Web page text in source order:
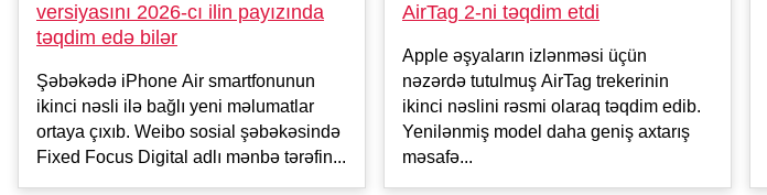
versiyasını 2026-cı ilin payızında
təqdim edə bilər
Şəbəkədə iPhone Air smartfonunun
ikinci nəsli ilə bağlı yeni məlumatlar
ortaya çıxıb. Weibo sosial şəbəkəsində
Fixed Focus Digital adlı mənbə tərəfin...
AirTag 2-ni təqdim etdi
Apple əşyaların izlənməsi üçün
nəzərdə tutulmuş AirTag trekerinin
ikinci nəslini rəsmi olaraq təqdim edib.
Yenilənmiş model daha geniş axtarış
məsafə...